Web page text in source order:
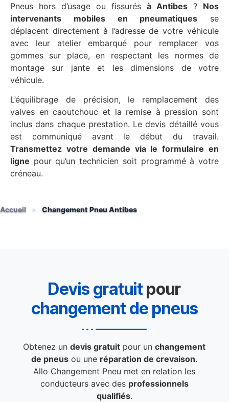
Pneus hors d’usage ou fissurés à Antibes ? Nos
intervenants mobiles en pneumatiques se
déplacent directement à l’adresse de votre véhicule
avec leur atelier embarqué pour remplacer vos
gommes sur place, en respectant les normes de
montage sur jante et les dimensions de votre
véhicule.
L’équilibrage de précision, le remplacement des
valves en caoutchouc et la remise à pression sont
inclus dans chaque prestation. Le devis détaillé vous
est communiqué avant le début du travail.
Transmettez votre demande via le formulaire en
ligne pour qu’un technicien soit programmé à votre
créneau.
Accueil » Changement Pneu Antibes
Devis gratuitpour
changement de pneus
Obtenez undevis gratuit pour unchangement
de pneus ou une réparation de crevaison.
Allo Changement Pneu met en relation les
conducteurs avec des professionnels
qualifiés.